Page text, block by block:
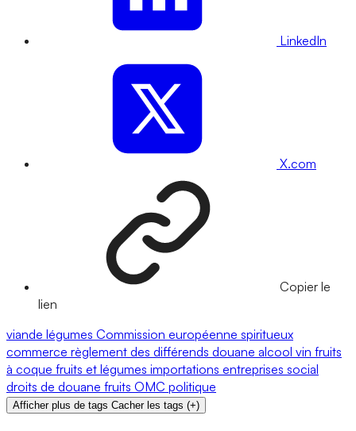
LinkedIn
X.com
Copier le
lien
viande légumes Commission européenne spiritueux
commerce règlement des différends douane alcool vin fruits
à coque fruits et légumes importations entreprises social
droits de douane fruits OMC politique
Afficher plus de tags Cacher les tags (+)